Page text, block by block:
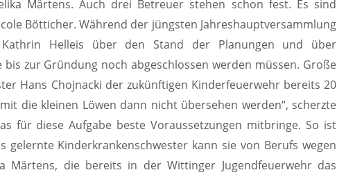
Märtens. Auch drei Betreuer stehen schon fest. Es sind
Bötticher. Während der jüngsten Jahreshauptversammlung
Helleis über den Stand der Planungen und über
zur Gründung noch abgeschlossen werden müssen. Große
Hans Chojnacki der zukünftigen Kinderfeuerwehr bereits 20
die kleinen Löwen dann nicht übersehen werden“, scherzte
für diese Aufgabe beste Voraussetzungen mitbringe. So ist
Kinderkrankenschwester kann sie von Berufs wegen
Märtens, die bereits in der Wittinger Jugendfeuerwehr das